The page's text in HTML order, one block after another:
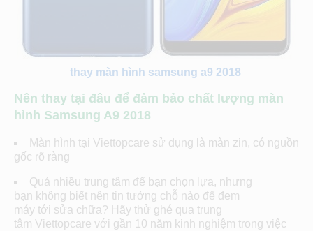
thay màn hình samsung a9 2018
Nên thay tại đâu để đảm bảo chất lượng màn
hình Samsung A9 2018
Màn hình tại Viettopcare sử dụng là màn zin, có nguồn
gốc rõ ràng
Quá nhiều trung tâm để bạn chọn lựa, nhưng
bạn không biết nên tin tưởng chỗ nào để đem
máy tới sửa chữa? Hãy thử ghé qua trung
tâm Viettopcare với gần 10 năm kinh nghiệm trong việc